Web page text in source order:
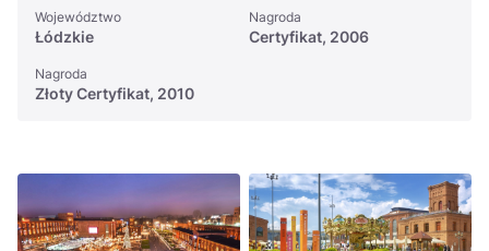
Województwo
Łódzkie
Nagroda
Certyfikat, 2006
Nagroda
Złoty Certyfikat, 2010